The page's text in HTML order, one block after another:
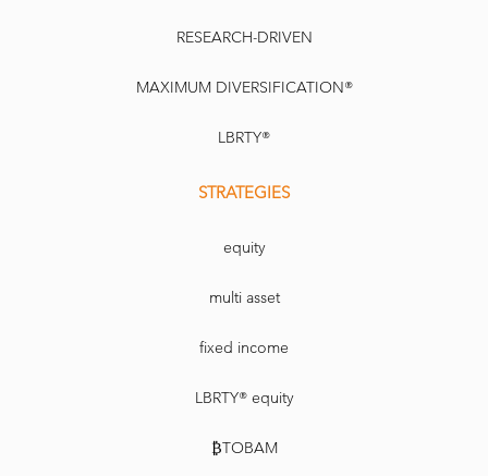
RESEARCH-DRIVEN
MAXIMUM DIVERSIFICATION®
LBRTY®
STRATEGIES
equity
multi asset
fixed income
LBRTY® equity
₿TOBAM